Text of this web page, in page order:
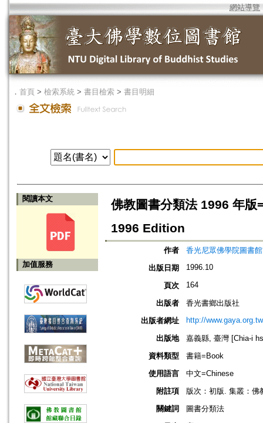
網站導覽
． 首頁 > 檢索系統 > 書目檢索 > 書目明細
閱讀本文
加值服務
佛教圖書分類法 1996 年
1996 Edition
作者
香光尼眾佛學院圖書
出版日期
1996.10
頁次 164
出版者
香光書鄉出版社
出版者網址
http://
出版地
嘉義縣, 臺灣 [Chia-i
資料類型
書籍=Book
使用語言
中文=Chinese
附註項
版次：初版. 集叢：佛
關鍵詞
圖書分類法